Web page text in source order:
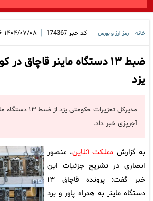
خانه رمز ارز و بورس کد خبر 174367
| ۱۴۰۴/۰۷/۰۸ ۲۲:۳۶
ضبط ۱۳ دستگاه ماینر قاچاق
یزد
مدیرکل تعزیرات
آجرپزی خبر داد.
به گزارش مملکت آنلاین، منصور
انصاری در تشریح جزئیات این
خبر گفت:‌ پرونده قاچاق ۱۳
دستگاه ماینر به همراه پاور و برد